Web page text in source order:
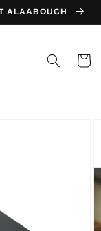
ALAABOUCH